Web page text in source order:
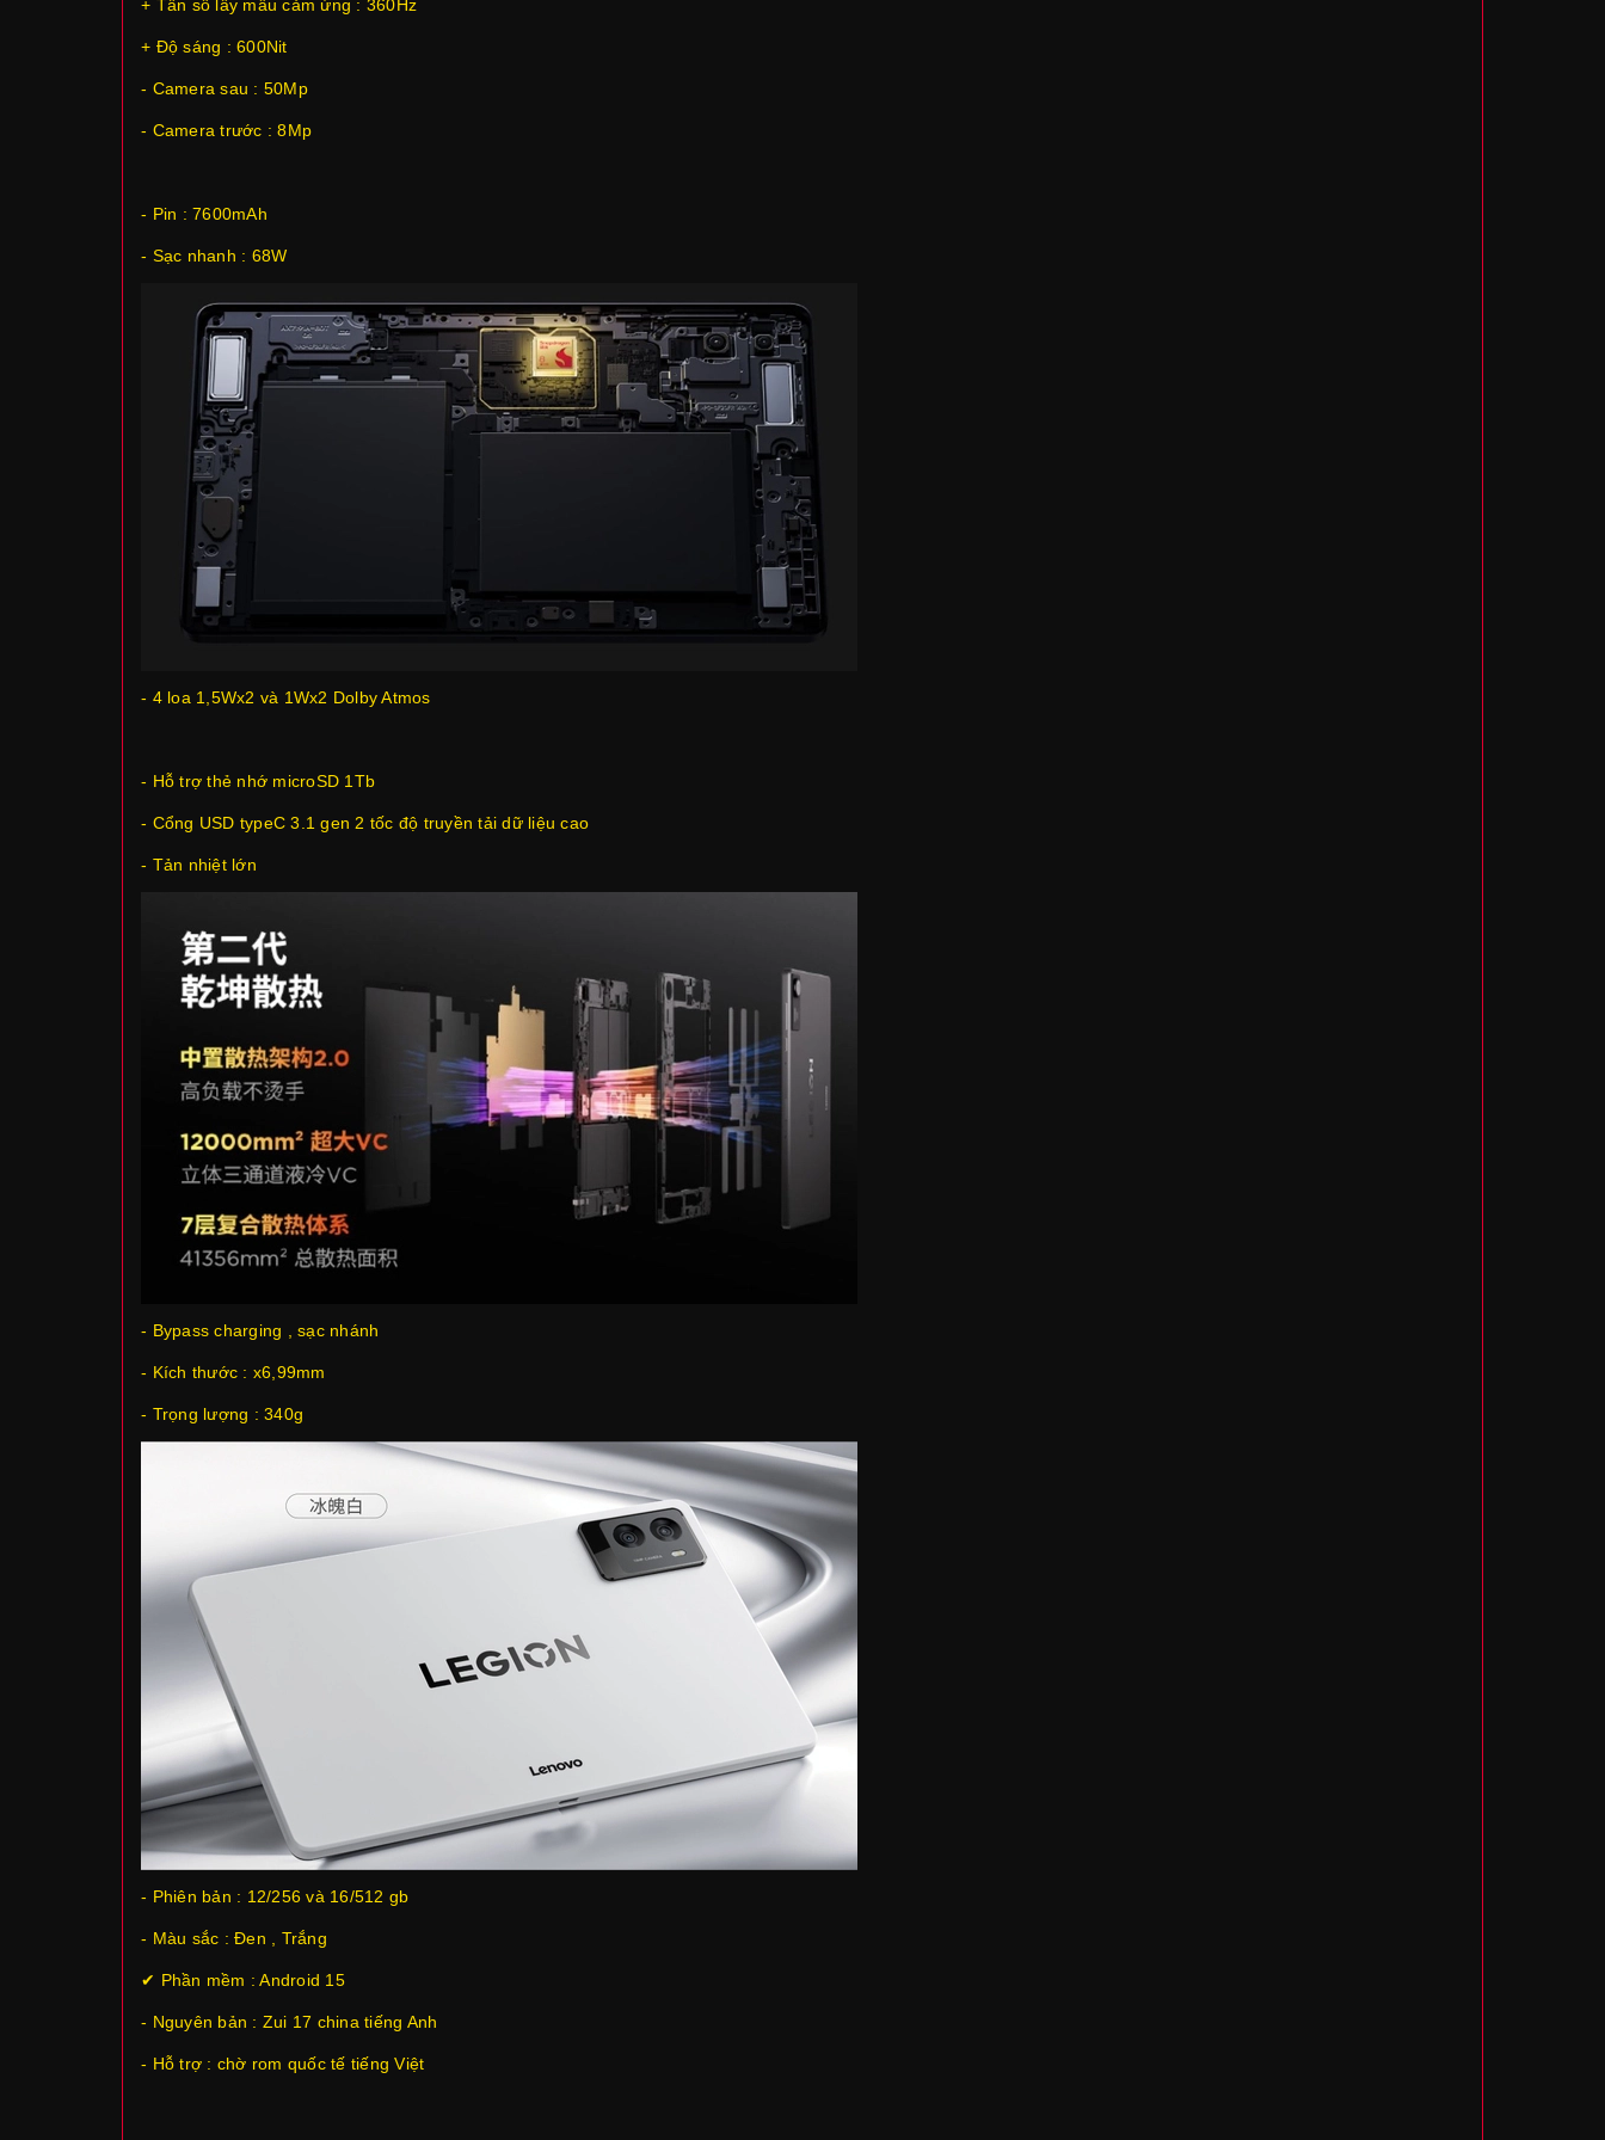
+ Tần số lấy mẫu cảm ứng : 360Hz
+ Độ sáng : 600Nit
- Camera sau : 50Mp
- Camera trước : 8Mp
- Pin : 7600mAh
- Sạc nhanh : 68W
- 4 loa 1,5Wx2 và 1Wx2 Dolby Atmos
- Hỗ trợ thẻ nhớ microSD 1Tb
- Cổng USD typeC 3.1 gen 2 tốc độ truyền tải dữ liệu cao
- Tản nhiệt lớn
- Bypass charging , sạc nhánh
- Kích thước : x6,99mm
- Trọng lượng : 340g
- Phiên bản : 12/256 và 16/512 gb
- Màu sắc : Đen , Trắng
✔ Phần mềm : Android 15
- Nguyên bản : Zui 17 china tiếng Anh
- Hỗ trợ : chờ rom quốc tế tiếng Việt